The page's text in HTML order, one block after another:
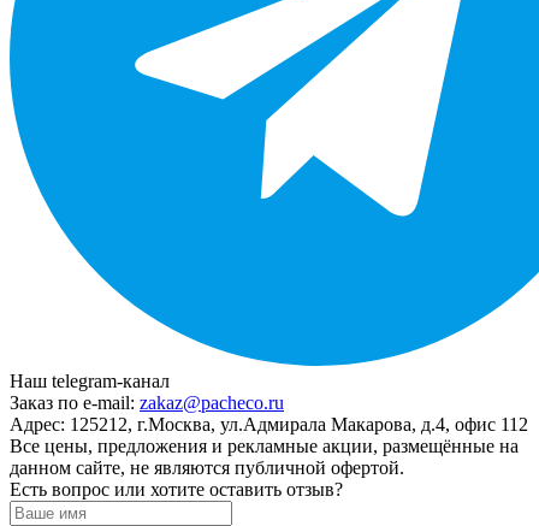
Наш telegram-канал
Заказ по e-mail: zakaz@pacheco.ru
Адрес: 125212, г.Москва, ул.Адмирала Макарова, д.4, офис 112
Все цены, предложения и рекламные акции, размещённые на
данном сайте, не являются публичной офертой.
Есть вопрос или хотите оставить отзыв?